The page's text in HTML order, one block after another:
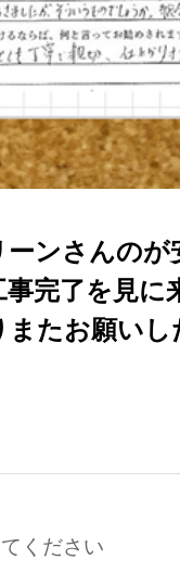
ンさんの
完了を見
たお願いし
ください